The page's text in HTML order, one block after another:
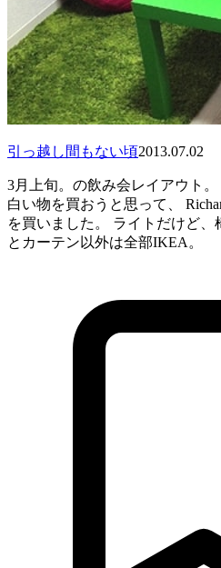
引っ越し間もない頃2013.07.02
3月上旬。の飲み会レイアウト
白い物を買おうと思って、
を買いました。 ライトだけど
とカーテン以外は全部IKEA。